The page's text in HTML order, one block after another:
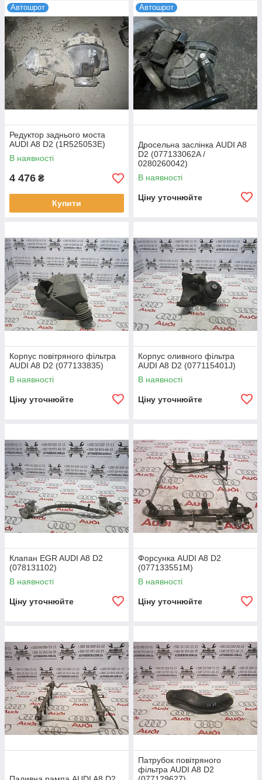
Автошрот
Редуктор заднього моста
AUDI A8 D2 (1R525053E)
В наявності
4 476 ₴
Купити
Автошрот
Дросельна заслінка AUDI A8
D2 (077133062A /
0280260042)
В наявності
Ціну уточнюйте
Корпус повітряного фільтра
AUDI A8 D2 (077133835)
В наявності
Ціну уточнюйте
Корпус оливного фільтра
AUDI A8 D2 (077115401J)
В наявності
Ціну уточнюйте
Клапан EGR AUDI A8 D2
(078131102)
В наявності
Ціну уточнюйте
Форсунка AUDI A8 D2
(077133551M)
В наявності
Ціну уточнюйте
Патрубок повітряного
фільтра AUDI A8 D2